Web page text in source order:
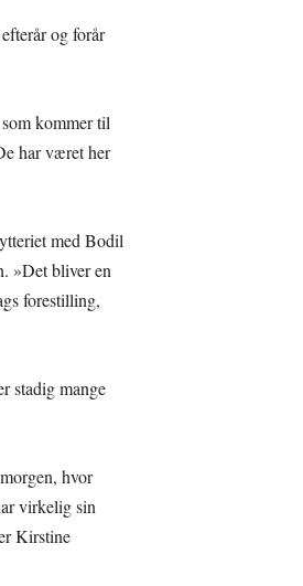
og forår
kommer til
har været her
med Bodil
»Det bliver en
forestilling,
stadig mange
hvor
virkelig sin
Kirstine